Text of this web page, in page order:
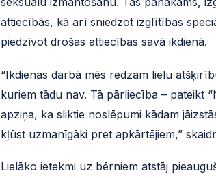
attiecībās, kā arī sniedzot izglītības
piedzīvot drošas attiecības savā ikdienā.
“Ikdienas darbā mēs redzam lielu
kuriem tādu nav. Tā pārliecība – pateikt
apziņa, ka sliktie noslēpumi kādam
kļūst uzmanīgāki pret apkārtējiem,”
Lielāko ietekmi uz bērniem atstāj